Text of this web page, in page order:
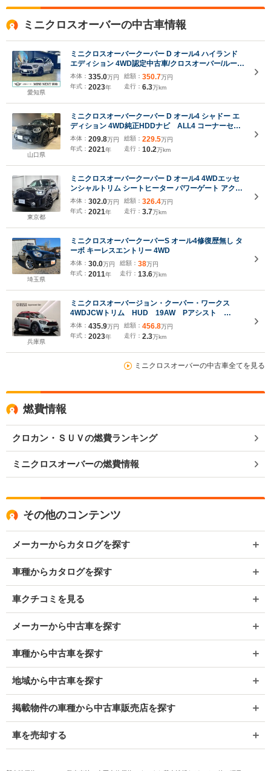
ミニクロスオーバーの中古車情報
愛知県
ミニクロスオーバークーパー D オール4 ハイランド
エディション 4WD認定中古車/クロスオーバー/ルーフ
トップグレー/限定車/Highlands Edition/禁煙車/アダ
プティブクルーズコントロール/衝突軽減ブレーキ/純
正ナビゲーション/純正バックカメラ/サンルーフ
本体： 335.0万円
年式： 2023年
総額： 350.7万円
走行： 6.3万km
山口県
ミニクロスオーバークーパー D オール4 シャドー エ
ディション 4WD純正HDDナビ ALL4 コーナーセン
サー付きバックカメラ ユニオンジャックテールラン
プ インテリジェントセーフティー ETC デユアル
エアコン フォグランプ 18インチアルミホイール
本体： 209.8万円
年式： 2021年
総額： 229.5万円
走行： 10.2万km
東京都
ミニクロスオーバークーパー D オール4 4WDエッセ
ンシャルトリム シートヒーター パワーゲート アクテ
ィブクルーズコントロール 純正ナビゲーションシス
テム 駐車支援システム Bluetooth
本体： 302.0万円
年式： 2021年
総額： 326.4万円
走行： 3.7万km
埼玉県
ミニクロスオーバークーパーS オール4修復歴無し タ
ーボ キーレスエントリー 4WD
本体： 30.0万円
年式： 2011年
総額： 38万円
走行： 13.6万km
兵庫県
ミニクロスオーバージョン・クーパー・ワークス
4WDJCWトリム HUD 19AW Pアシスト
ACC リアビューカメラ パーキングアシスト ダ
イナミカレザー シートヒーター ピアノブラックエ
クステリア LEDヘッドライト オートマチックテー
ルゲートオペレーション
本体： 435.9万円
年式： 2023年
総額： 456.8万円
走行： 2.3万km
ミニクロスオーバーの中古車全てを見る
燃費情報
クロカン・ＳＵＶの燃費ランキング
ミニクロスオーバーの燃費情報
その他のコンテンツ
メーカーからカタログを探す
車種からカタログを探す
車クチコミを見る
メーカーから中古車を探す
車種から中古車を探す
地域から中古車を探す
掲載物件の車種から中古車販売店を探す
車を売却する